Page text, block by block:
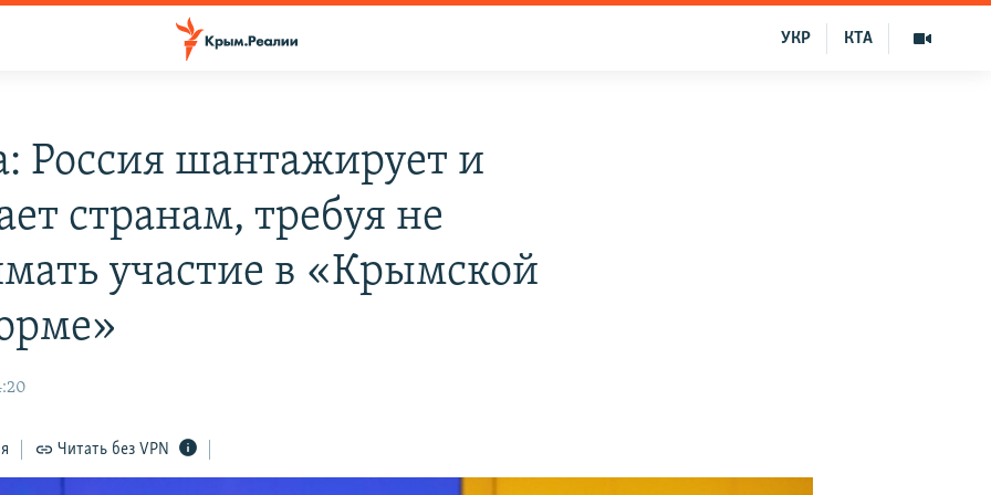
КТА
УКР
Россия шантажирует и
странам, требуя не
участие в «Крымской
Читать без VPN